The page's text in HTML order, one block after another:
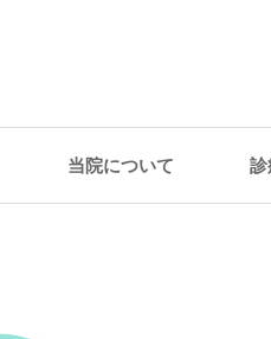
当院について 診